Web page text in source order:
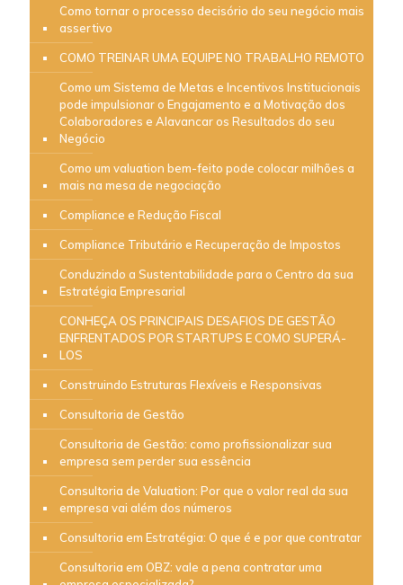
Como tornar o processo decisório do seu negócio mais
assertivo
COMO TREINAR UMA EQUIPE NO TRABALHO REMOTO
Como um Sistema de Metas e Incentivos Institucionais
pode impulsionar o Engajamento e a Motivação dos
Colaboradores e Alavancar os Resultados do seu
Negócio
Como um valuation bem-feito pode colocar milhões a
mais na mesa de negociação
Compliance e Redução Fiscal
Compliance Tributário e Recuperação de Impostos
Conduzindo a Sustentabilidade para o Centro da sua
Estratégia Empresarial
CONHEÇA OS PRINCIPAIS DESAFIOS DE GESTÃO
ENFRENTADOS POR STARTUPS E COMO SUPERÁ-
LOS
Construindo Estruturas Flexíveis e Responsivas
Consultoria de Gestão
Consultoria de Gestão: como profissionalizar sua
empresa sem perder sua essência
Consultoria de Valuation: Por que o valor real da sua
empresa vai além dos números
Consultoria em Estratégia: O que é e por que contratar
Consultoria em OBZ: vale a pena contratar uma